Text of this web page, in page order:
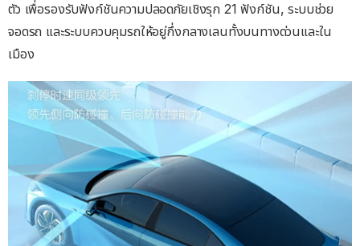
ตัว เพื่อรองรับฟังก์ชันความปลอดภัยเชิงรุก 21 ฟังก์ชัน, ระบบช่วย
จอดรถ และระบบควบคุมรถให้อยู่กึ่งกลางเลนทั้งบนทางด่วนและใน
เมือง